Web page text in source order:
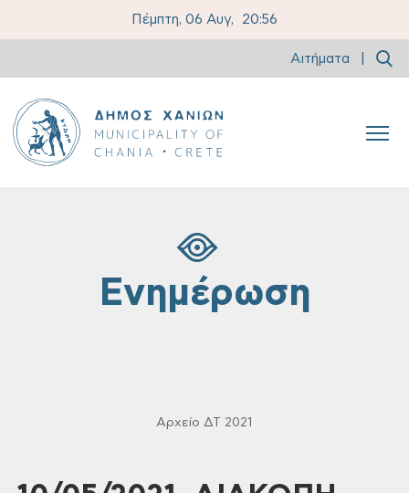
Πέμπτη, 06 Αυγ, 20:56
Αιτήματα
Ενημέρωση
Αρχείο ΔΤ 2021